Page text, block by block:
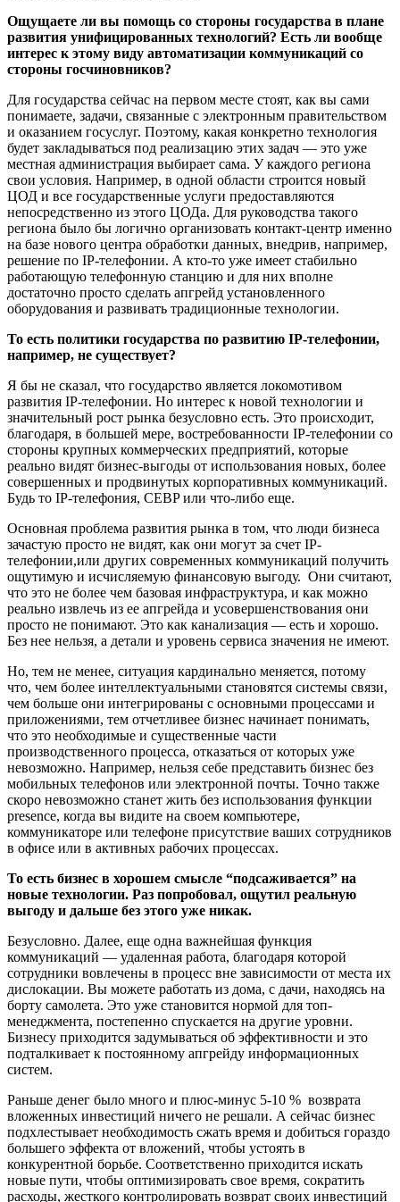
Ощущаете ли вы помощь со стороны государства в плане
развития унифицированных технологий? Есть ли вообще
интерес к этому виду автоматизации коммуникаций со
стороны госчиновников?
Для государства сейчас на первом месте стоят, как вы сами
понимаете, задачи, связанные с электронным правительством
и оказанием госуслуг. Поэтому, какая конкретно технология
будет закладываться под реализацию этих задач — это уже
местная администрация выбирает сама. У каждого региона
свои условия. Например, в одной области строится новый
ЦОД и все государственные услуги предоставляются
непосредственно из этого ЦОДа. Для руководства такого
региона было бы логично организовать контакт-центр именно
на базе нового центра обработки данных, внедрив, например,
решение по IP-телефонии. А кто-то уже имеет стабильно
работающую телефонную станцию и для них вполне
достаточно просто сделать апгрейд установленного
оборудования и развивать традиционные технологии.
То есть политики государства по развитию IP-телефонии,
например, не существует?
Я бы не сказал, что государство является локомотивом
развития IP-телефонии. Но интерес к новой технологии и
значительный рост рынка безусловно есть. Это происходит,
благодаря, в большей мере, востребованности IP-телефонии со
стороны крупных коммерческих предприятий, которые
реально видят бизнес-выгоды от использования новых, более
совершенных и продвинутых корпоративных коммуникаций.
Будь то IP-телефония, CEBP или что-либо еще.
Основная проблема развития рынка в том, что люди бизнеса
зачастую просто не видят, как они могут за счет IP-
телефонии,или других современных коммуникаций получить
ощутимую и исчисляемую финансовую выгоду. Они считают,
что это не более чем базовая инфраструктура, и как можно
реально извлечь из ее апгрейда и усовершенствования они
просто не понимают. Это как канализация — есть и хорошо.
Без нее нельзя, а детали и уровень сервиса значения не имеют.
Но, тем не менее, ситуация кардинально меняется, потому
что, чем более интеллектуальными становятся системы связи,
чем больше они интегрированы с основными процессами и
приложениями, тем отчетливее бизнес начинает понимать,
что это необходимые и существенные части
производственного процесса, отказаться от которых уже
невозможно. Например, нельзя себе представить бизнес без
мобильных телефонов или электронной почты. Точно также
скоро невозможно станет жить без использования функции
presence, когда вы видите на своем компьютере,
коммуникаторе или телефоне присутствие ваших сотрудников
в офисе или в активных рабочих процессах.
То есть бизнес в хорошем смысле “подсаживается” на
новые технологии. Раз попробовал, ощутил реальную
выгоду и дальше без этого уже никак.
Безусловно. Далее, еще одна важнейшая функция
коммуникаций — удаленная работа, благодаря которой
сотрудники вовлечены в процесс вне зависимости от места их
дислокации. Вы можете работать из дома, с дачи, находясь на
борту самолета. Это уже становится нормой для топ-
менеджмента, постепенно спускается на другие уровни.
Бизнесу приходится задумываться об эффективности и это
подталкивает к постоянному апгрейду информационных
систем.
Раньше денег было много и плюс-минус 5-10 % возврата
вложенных инвестиций ничего не решали. А сейчас бизнес
подхлестывает необходимость сжать время и добиться гораздо
большего эффекта от вложений, чтобы устоять в
конкурентной борьбе. Соответственно приходится искать
новые пути, чтобы оптимизировать свое время, сократить
расходы, жесткого контролировать возврат своих инвестиций